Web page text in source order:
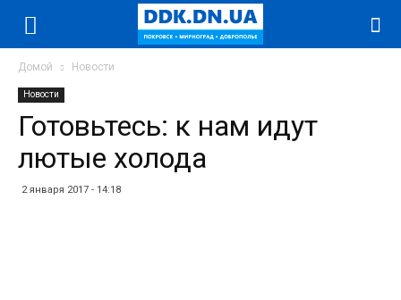
Домой Новости
Новости
Готовьтесь: к нам идут
лютые холода
2 января 2017 - 14:18